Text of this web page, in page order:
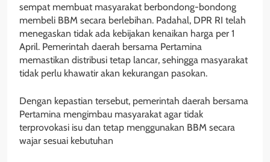
sempat membuat masyarakat berbondong-bondong
membeli BBM secara berlebihan. Padahal, DPR RI telah
menegaskan tidak ada kebijakan kenaikan harga per 1
April. Pemerintah daerah bersama Pertamina
memastikan distribusi tetap lancar, sehingga masyarakat
tidak perlu khawatir akan kekurangan pasokan.
Dengan kepastian tersebut, pemerintah daerah bersama
Pertamina mengimbau masyarakat agar tidak
terprovokasi isu dan tetap menggunakan BBM secara
wajar sesuai kebutuhan